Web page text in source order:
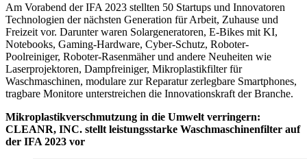
Am Vorabend der IFA 2023 stellten 50 Startups und Innovatoren
Technologien der nächsten Generation für Arbeit, Zuhause und
Freizeit vor. Darunter waren Solargeneratoren, E-Bikes mit KI,
Notebooks, Gaming-Hardware, Cyber-Schutz, Roboter-
Poolreiniger, Roboter-Rasenmäher und andere Neuheiten wie
Laserprojektoren, Dampfreiniger, Mikroplastikfilter für
Waschmaschinen, modulare zur Reparatur zerlegbare Smartphones,
tragbare Monitore unterstreichen die Innovationskraft der Branche.
Mikroplastikverschmutzung in die Umwelt verringern:
CLEANR, INC. stellt leistungsstarke Waschmaschinenfilter auf
der IFA 2023 vor